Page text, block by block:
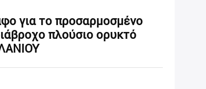
για το προσαρμοσμένο
πλούσιο ορυκτό